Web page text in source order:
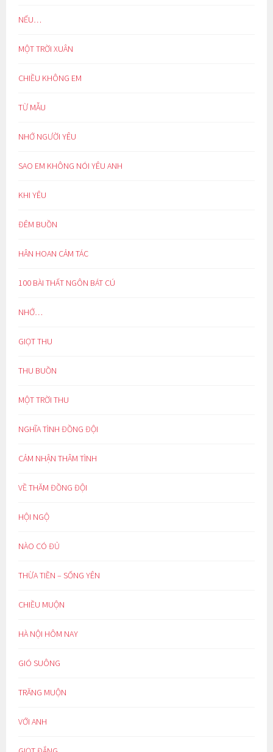
NẾU…
MỘT TRỜI XUÂN
CHIỀU KHÔNG EM
TỪ MẪU
NHỚ NGƯỜI YÊU
SAO EM KHÔNG NÓI YÊU ANH
KHI YÊU
ĐÊM BUỒN
HÂN HOAN CẢM TÁC
100 BÀI THẤT NGÔN BÁT CÚ
NHỚ…
GIỌT THU
THU BUỒN
MỘT TRỜI THU
NGHĨA TÌNH ĐỒNG ĐỘI
CẢM NHẬN THÂM TÌNH
VỀ THĂM ĐỒNG ĐỘI
HỘI NGỘ
NÀO CÓ ĐỦ
THỪA TIỀN – SỐNG YÊN
CHIỀU MUỘN
HÀ NỘI HÔM NAY
GIÓ SUÔNG
TRĂNG MUỘN
VỚI ANH